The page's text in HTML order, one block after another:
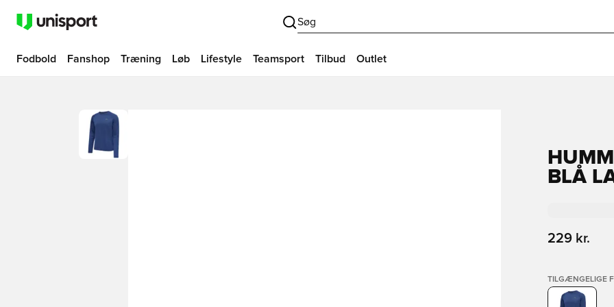
Søg
Fodbold Fanshop Træning Løb Lifestyle Teamsport Tilbud Outlet
BLÅ
229 kr.
TILGÆNGELIGE